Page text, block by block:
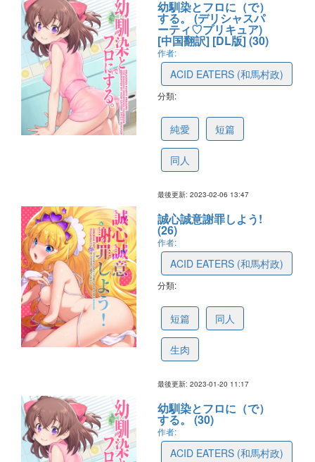
幼馴染とフロに（で）
する。 (デリシャスパ
ーティ♡プリキュア)
[中国翻訳] [DL版] (30)
作者:
ACID EATERS (和馬村政)
分類:
純愛 短篇
同人
最後更新: 2023-02-06 13:47
誠心誠意謝罪しよう!
(26)
作者:
ACID EATERS (和馬村政)
分類:
短篇 同人
生肉
最後更新: 2023-01-20 11:17
幼馴染とフロに（で）
する。 (30)
作者:
ACID EATERS (和馬村政)